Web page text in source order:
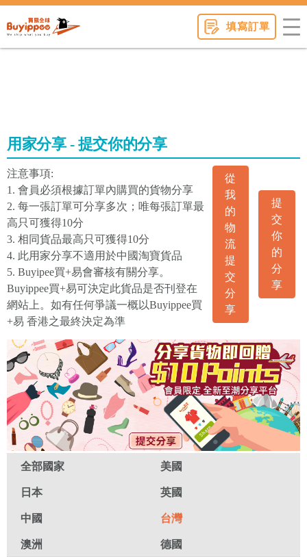
填寫訂單
用家分享 - 提交你的分享
注意事項:
1. 會員必須根據訂單內購買的貨物分享
2. 每一張訂單可分享多次；唯每張訂單最
高只可獲得10分
3. 相同貨品最高只可獲得10分
4. 此用家分享不適用於中國淘寶貨品
5. Buyipee買+易會審核有關分享。
Buyippee買+易可決定此貨品是否刊登在
網站上。如有任何爭議一概以Buyippee買
+易 香港之最終決定為準
從
我
的
物
流
提
交
分
享
提
交
你
的
分
享
全部國家 美國
日本 英國
中國 台灣
澳洲 德國